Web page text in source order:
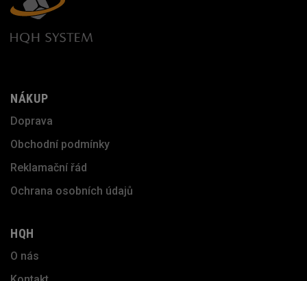
NÁKUP
Doprava
Obchodní podmínky
Reklamační řád
Ochrana osobních údajů
HQH
O nás